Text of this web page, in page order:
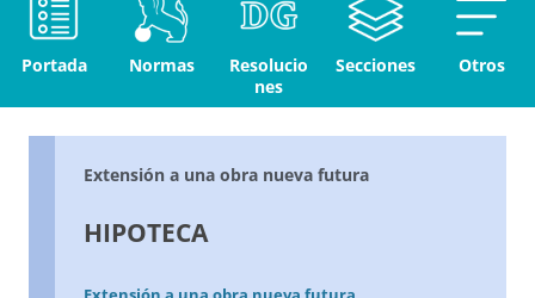
Portada Normas
Resolucio
nes
Secciones Otros
Extensión a una obra nueva futura
HIPOTECA